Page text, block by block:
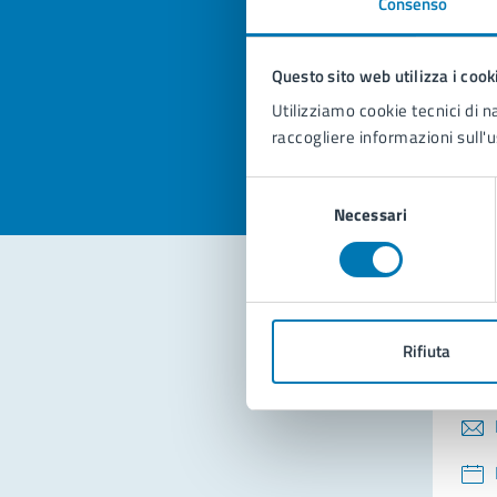
Questo sito web utilizza i
Utilizziamo cookie tecnici di
raccogliere informazioni
consenso
Necessari
Rifiuta